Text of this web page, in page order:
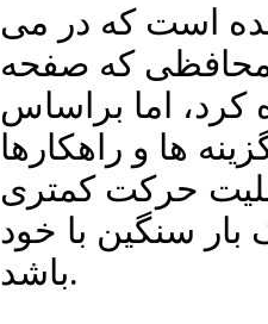
شده است که در می
محافظی که صفحه
کرد، اما براساس
ها و راهکارها
حرکت کمتری
بار سنگین با خود
باشد.